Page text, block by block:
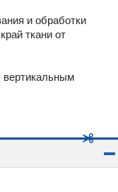
и обработки
ткани от